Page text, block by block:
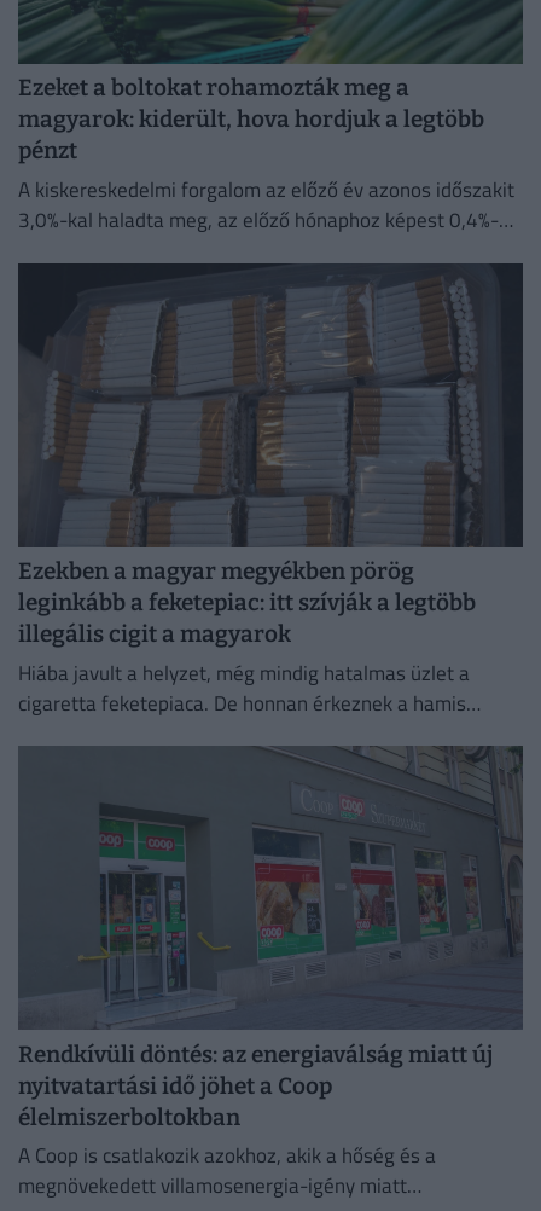
Ezeket a boltokat rohamozták meg a
magyarok: kiderült, hova hordjuk a legtöbb
pénzt
A kiskereskedelmi forgalom az előző év azonos időszakit
3,0%-kal haladta meg, az előző hónaphoz képest 0,4%-
Ezekben a magyar megyékben pörög
leginkább a feketepiac: itt szívják a legtöbb
illegális cigit a magyarok
Hiába javult a helyzet, még mindig hatalmas üzlet a
cigaretta feketepiaca. De honnan érkeznek a hamis
Rendkívüli döntés: az energiaválság miatt új
nyitvatartási idő jöhet a Coop
élelmiszerboltokban
A Coop is csatlakozik azokhoz, akik a hőség és a
megnövekedett villamosenergia-igény miatt